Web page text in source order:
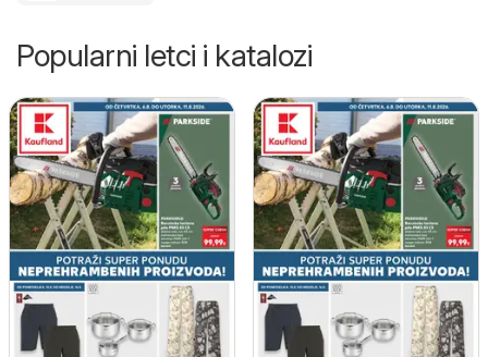
Popularni letci i katalozi